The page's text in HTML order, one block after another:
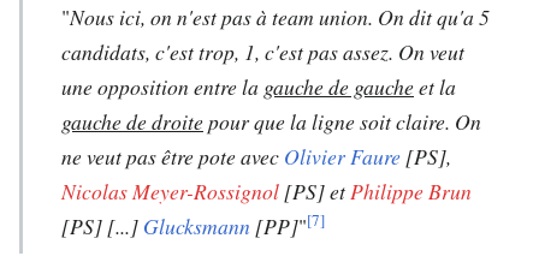
"Nous ici, on n'est pas à team union. On dit qu'a 5
candidats, c'est trop, 1, c'est pas assez. On veut
une opposition entre la gauche de gaucheet la
gauche de droitepour que la ligne soit claire. On
ne veut pas être pote avec Olivier Faure [PS],
Nicolas Meyer-Rossignol [PS] et Philippe Brun
[PS] [...] Glucksmann [PP]"[7]